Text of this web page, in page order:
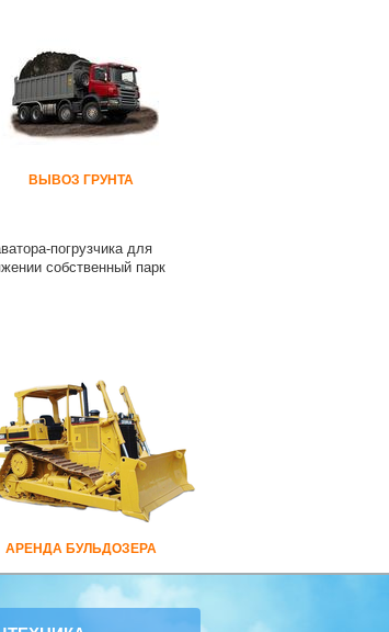
ВЫВОЗ ГРУНТА
погрузчика для
собственный парк
АРЕНДА БУЛЬДОЗЕРА